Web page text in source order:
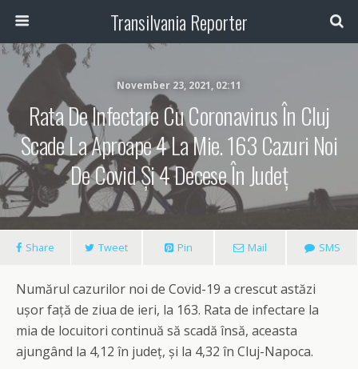
Transilvania Reporter
November 23, 2021, 02:11
Rata De Infectare Cu Coronavirus În Cluj
Scade La Aproape 4 La Mie. 163 Cazuri Noi
De Covid Și 4 Decese În Județ
Share Tweet Pin Mail SMS
Numărul cazurilor noi de Covid-19 a crescut astăzi
ușor față de ziua de ieri, la 163. Rata de infectare la
mia de locuitori continuă să scadă însă, aceasta
ajungând la 4,12 în județ, și la 4,32 în Cluj-Napoca.